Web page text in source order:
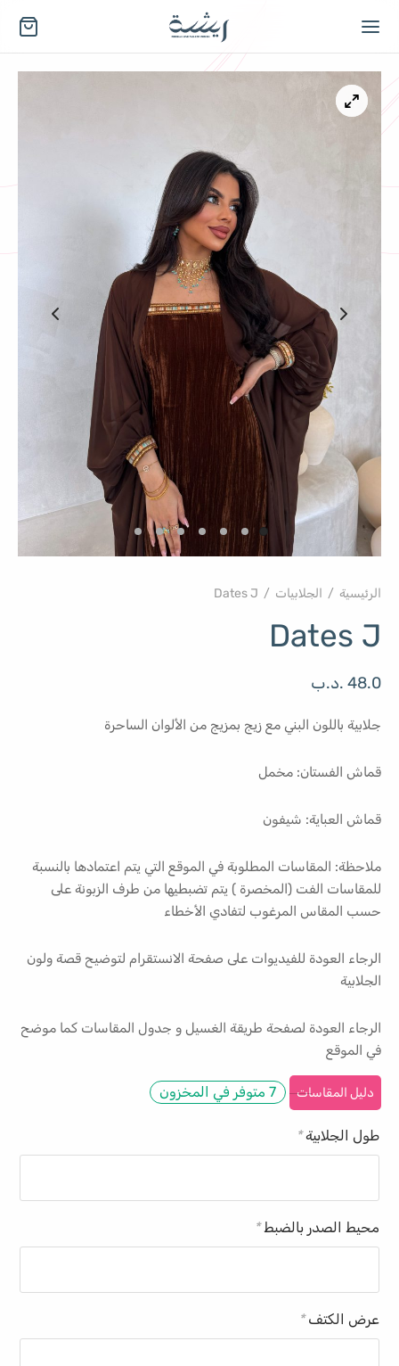
الرئيسية / الجلابيات /
Dates J
48.0 .د.ب
جلابية باللون البني مع زيج بمزيج من الألوان الساحرة
قماش الفستان: مخمل
قماش العباية: شيفون
ملاحظة: المقاسات المطلوبة في الموقع التي يتم اعتمادها بالنسبة
للمقاسات الفت (المخصرة ) يتم تضبطيها من طرف الزبونة على
حسب المقاس المرغوب لتفادي الأخطاء
الرجاء العودة للفيديوات على صفحة الانستقرام لتوضيح قصة ولون
الجلابية
الرجاء العودة لصفحة طريقة الغسيل و جدول المقاسات كما موضح
في الموقع
دليل المقاسات 7 متوفر في المخزون
طول الجلابية*
محيط الصدر بالضبط*
عرض الكتف*